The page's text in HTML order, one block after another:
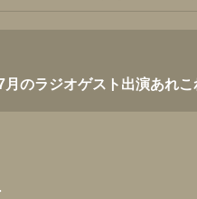
のラジオゲスト出演あれこ